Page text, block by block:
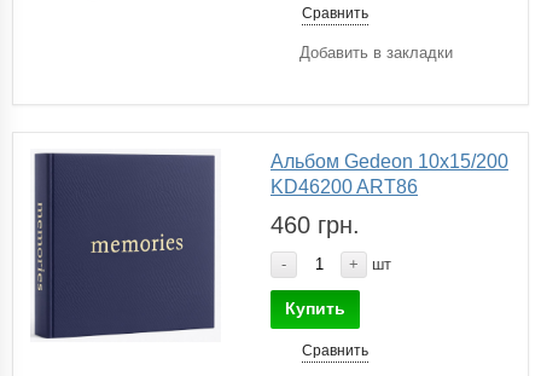
Сравнить
Добавить в закладки
Альбом Gedeon 10х15/200
KD46200 ART86
460 грн.
- + шт
Купить
Сравнить